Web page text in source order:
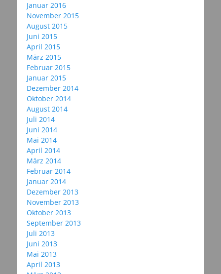
Januar 2016
November 2015
August 2015
Juni 2015
April 2015
März 2015
Februar 2015
Januar 2015
Dezember 2014
Oktober 2014
August 2014
Juli 2014
Juni 2014
Mai 2014
April 2014
März 2014
Februar 2014
Januar 2014
Dezember 2013
November 2013
Oktober 2013
September 2013
Juli 2013
Juni 2013
Mai 2013
April 2013